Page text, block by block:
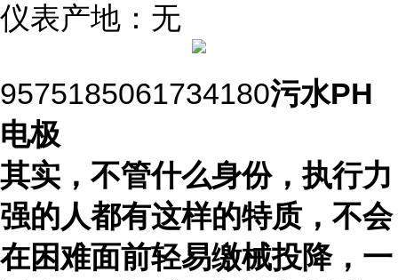
仪表产地：无
9575185061734180污水PH
电极
其实，不管什么身份，执行力
强的人都有这样的特质，不会
在困难面前轻易缴械投降，一